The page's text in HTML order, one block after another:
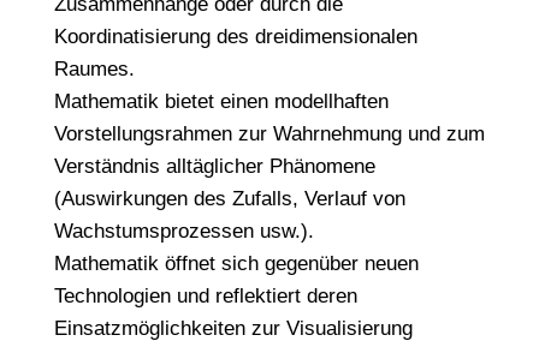
Koordinatisierung des dreidimensionalen
Raumes.
Mathematik bietet einen modellhaften
Vorstellungsrahmen zur Wahrnehmung und zum
Verständnis alltäglicher Phänomene
(Auswirkungen des Zufalls, Verlauf von
Wachstumsprozessen usw.).
Mathematik öffnet sich gegenüber neuen
Technologien und reflektiert deren
Einsatzmöglichkeiten zur Visualisierung